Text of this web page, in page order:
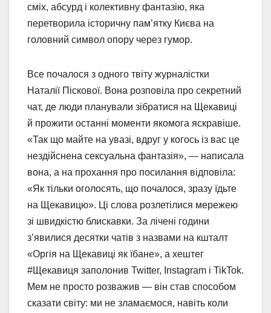
сміх, абсурд і колективну фантазію, яка
перетворила історичну пам’ятку Києва на
головний символ опору через гумор.
Все почалося з одного твіту журналістки
Наталії Піскової. Вона розповіла про секретний
чат, де люди планували зібратися на Щекавиці
й прожити останні моменти якомога яскравіше.
«Так що майте на увазі, вдруг у когось із вас це
нездійснена сексуальна фантазія», — написала
вона, а на прохання про посилання відповіла:
«Як тільки оголосять, що почалося, зразу їдьте
на Щекавицю». Ці слова розлетілися мережею
зі швидкістю блискавки. За лічені години
з’явилися десятки чатів з назвами на кшталт
«Оргія на Щекавиці як їбане», а хештег
#Щекавиця заполонив Twitter, Instagram і TikTok.
Мем не просто розважив — він став способом
сказати світу: ми не зламаємося, навіть коли